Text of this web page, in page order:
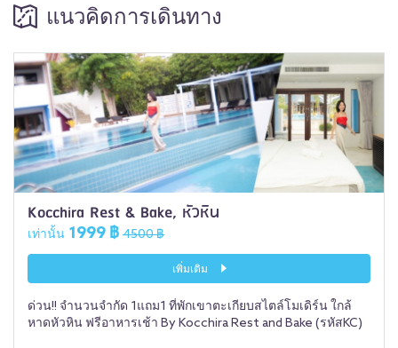
แนวคิดการเดินทาง
Kocchira Rest & Bake, หัวหิน
เท่านั้น 1999 ฿ 4500 ฿
เพิ่มเติม
ด่วน!! จำนวนจำกัด 1แถม1 ที่พักเขาตะเกียบสไตล์โมเดิร์น ใกล้
หาดหัวหิน ฟรีอาหารเช้า By Kocchira Rest and Bake (รหัสKC)